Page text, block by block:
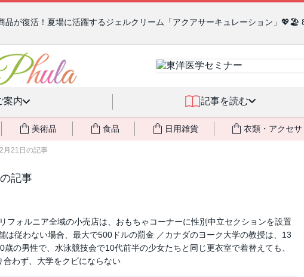
品が復活！夏場に活躍するジェルクリーム「アクアサーキュレーション」💖🏖️
案内 記事を読む
美術品 食品 日用雑貨 衣類・アクセサ
月21日の記事
の記事
フォルニア全域の小売店は、おもちゃコーナーに性別中立セクションを設置
は従わない場合、最大で500ドルの罰金 ／カナダのヨーク大学の教授は、13
歳の男性で、水泳競技会で10代前半の少女たちと同じ更衣室で着替えても、
合わず、大学をクビにならない